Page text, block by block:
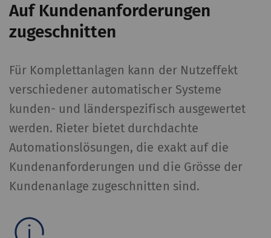
Auf Kundenanforderungen
zugeschnitten
Für Komplettanlagen kann der Nutzeffekt
verschiedener automatischer Systeme
kunden- und länderspezifisch ausgewertet
werden. Rieter bietet durchdachte
Automationslösungen, die exakt auf die
Kundenanforderungen und die Grösse der
Kundenanlage zugeschnitten sind.